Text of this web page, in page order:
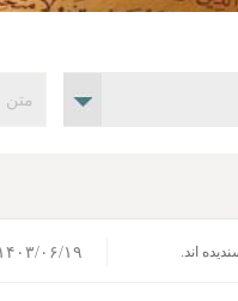
۱۴۰۳/۰۶/۱۹